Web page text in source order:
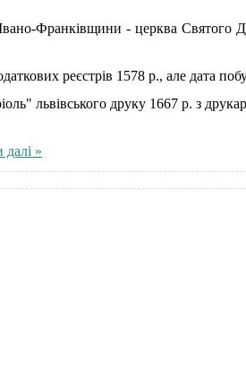
Франківщини - церква Святого
реєстрів 1578 р., але дата
львівського друку 1667 р. з
далі »